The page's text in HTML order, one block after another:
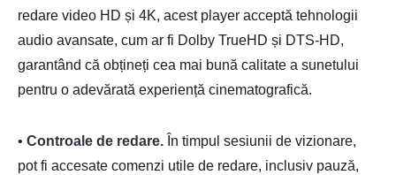
redare video HD și 4K, acest player acceptă tehnologii
audio avansate, cum ar fi Dolby TrueHD și DTS-HD,
garantând că obțineți cea mai bună calitate a sunetului
pentru o adevărată experiență cinematografică.
• Controale de redare. În timpul sesiunii de vizionare,
pot fi accesate comenzi utile de redare, inclusiv pauză,